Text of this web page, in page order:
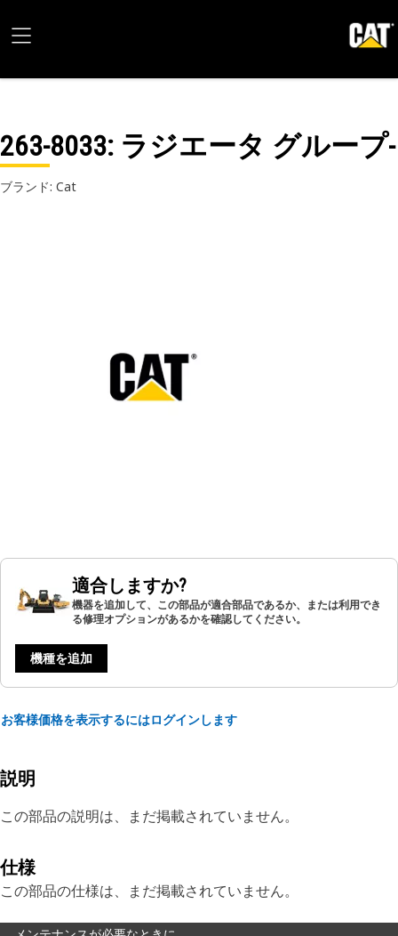
263-8033: ラジエータ グループ-
ブランド: Cat
適合しますか?
機器を追加して、この部品が適合部品であるか、または利用でき
る修理オプションがあるかを確認してください。
機種を追加
お客様価格を表示するにはログインします
説明
この部品の説明は、まだ掲載されていません。
仕様
この部品の仕様は、まだ掲載されていません。